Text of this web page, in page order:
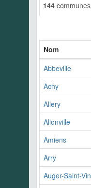
144 communes
Nom
Abbeville
Achy
Allery
Allonville
Amiens
Arry
Auger-Saint-